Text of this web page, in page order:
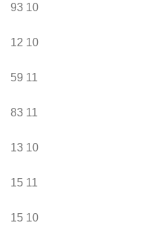
93 10
12 10
59 11
83 11
13 10
15 11
15 10